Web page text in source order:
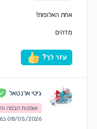
אחת האלופות!
מדהים
עזר לך?
גיטי ארנטאל
אומנות הבמה
08/05/2026 ב4:26 am